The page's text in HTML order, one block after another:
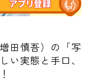
田慎吾）の「写
い実態と手口、